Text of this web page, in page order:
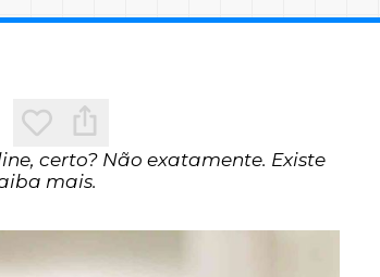
certo? Não exatamente. Existe
mais.